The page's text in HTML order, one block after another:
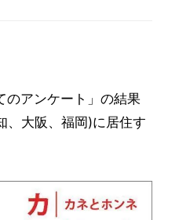
のアンケート」の結果
、大阪、福岡)に居住す